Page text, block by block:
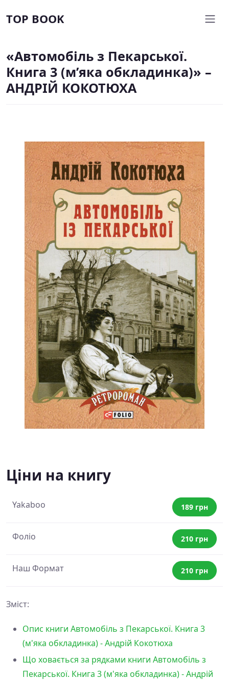
TOP BOOK
«Автомобіль з Пекарської.
Книга 3 (м’яка обкладинка)» –
АНДРІЙ КОКОТЮХА
Ціни на книгу
Yakaboo 189 грн
Фоліо 210 грн
Наш Формат 210 грн
Зміст:
Опис книги Автомобіль з Пекарської. Книга 3
(м'яка обкладинка) - Андрій Кокотюха
Що ховається за рядками книги Автомобіль з
Пекарської. Книга 3 (м'яка обкладинка) - Андрій